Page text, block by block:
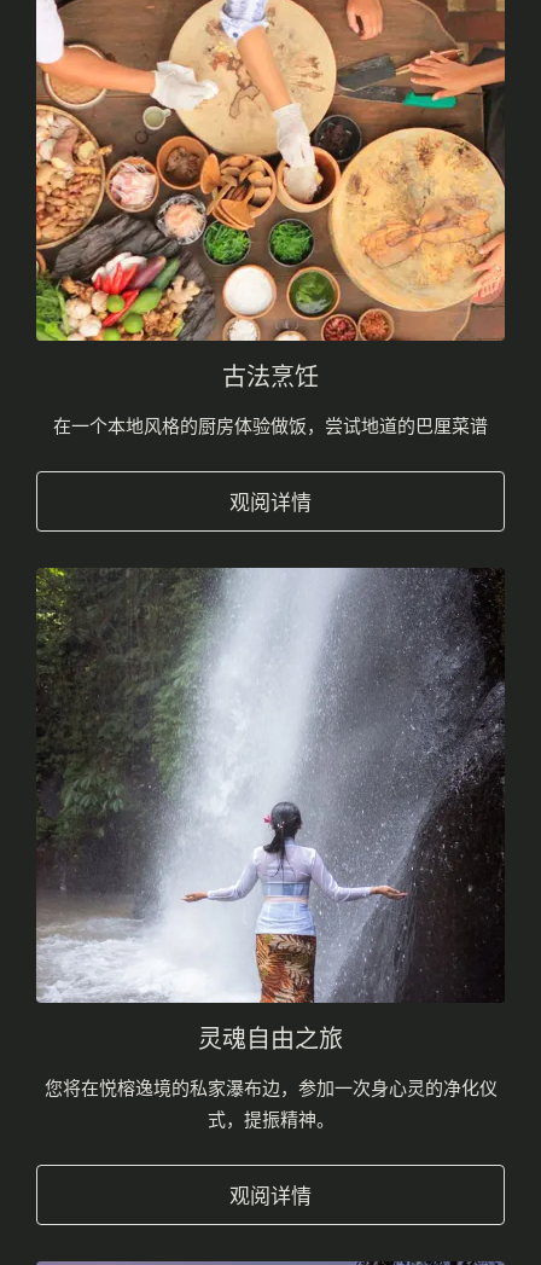
古法烹饪
在一个本地风格的厨房体验做饭，尝试地道的巴厘菜谱
观阅详情
灵魂自由之旅
您将在悦榕逸境的私家瀑布边，参加一次身心灵的净化仪
式，提振精神。
观阅详情